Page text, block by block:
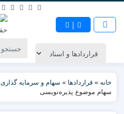
|
خانه » قراردادها » سهام و سرمایه گذاری
سهام موضوع پذیره‌نویسی